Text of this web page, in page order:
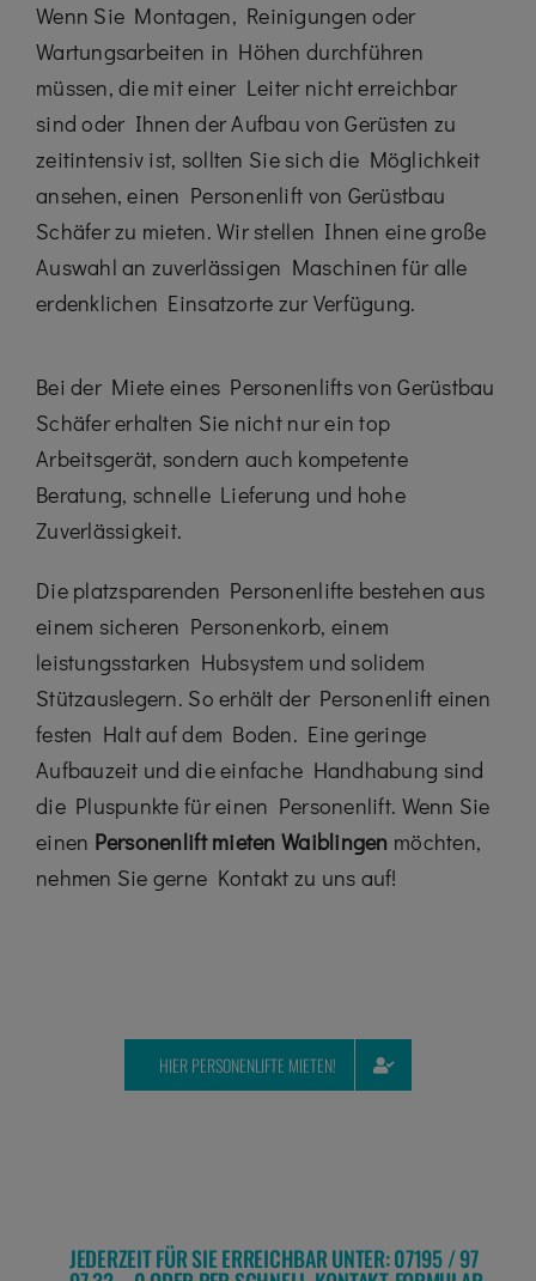
Wenn Sie Montagen, Reinigungen oder
Wartungsarbeiten in Höhen durchführen
müssen, die mit einer Leiter nicht erreichbar
sind oder Ihnen der Aufbau von Gerüsten zu
zeitintensiv ist, sollten Sie sich die Möglichkeit
ansehen, einen Personenlift von Gerüstbau
Schäfer zu mieten. Wir stellen Ihnen eine große
Auswahl an zuverlässigen Maschinen für alle
erdenklichen Einsatzorte zur Verfügung.
Bei der Miete eines Personenlifts von Gerüstbau
Schäfer erhalten Sie nicht nur ein top
Arbeitsgerät, sondern auch kompetente
Beratung, schnelle Lieferung und hohe
Zuverlässigkeit.
Die platzsparenden Personenlifte bestehen aus
einem sicheren Personenkorb, einem
leistungsstarken Hubsystem und solidem
Stützauslegern. So erhält der Personenlift einen
festen Halt auf dem Boden. Eine geringe
Aufbauzeit und die einfache Handhabung sind
die Pluspunkte für einen Personenlift. Wenn Sie
einen Personenlift mieten Waiblingen möchten,
nehmen Sie gerne Kontakt zu uns auf!
HIER PERSONENLIFTE MIETEN!
JEDERZEIT FÜR SIE ERREICHBAR UNTER: 07195 / 97